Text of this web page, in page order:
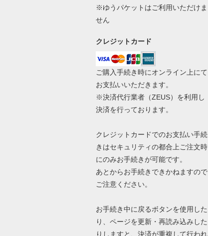
※ゆうパケットはご利用いただけま
せん
クレジットカード
ご購入手続き時にオンライン上にて
お支払いいただきます。
※決済代行業者（ZEUS）を利用し
決済を行っております。
クレジットカードでのお支払い手続
きはセキュリティの都合上ご注文時
にのみお手続きが可能です。
あとからお手続きできかねますので
ご注意ください。
お手続き中に戻るボタンを使用した
り、ページを更新・再読み込みした
りしますと、決済が重複して行われ